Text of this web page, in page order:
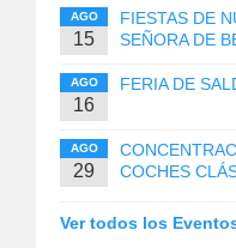
AGO
15
FIESTAS DE
SEÑORA DE
AGO
16
FERIA DE
AGO
29
COCHES
Ver todos los